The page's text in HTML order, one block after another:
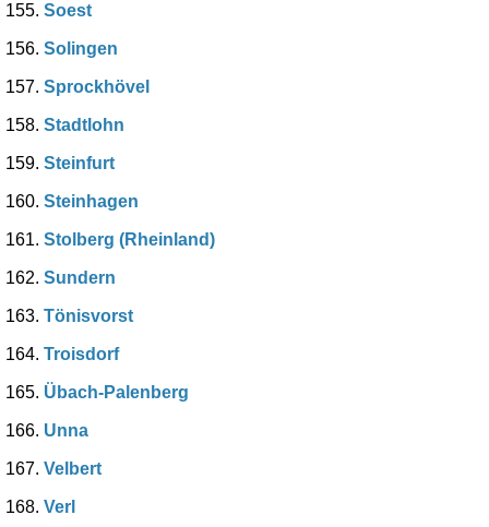
Soest
Solingen
Sprockhövel
Stadtlohn
Steinfurt
Steinhagen
Stolberg (Rheinland)
Sundern
Tönisvorst
Troisdorf
Übach-Palenberg
Unna
Velbert
Verl